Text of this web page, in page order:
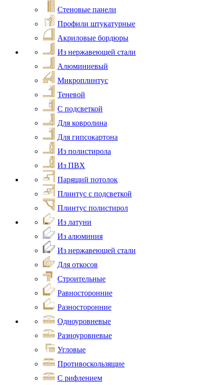
Стеновые панели
Профили штукатурные
Акриловые бордюры
Из нержавеющей стали
Алюминиевый
Микроплинтус
Теневой
С подсветкой
Для ковролина
Для гипсокартона
Из полистирола
Из ПВХ
Парящий потолок
Плинтус с подсветкой
Плинтус полистирол
Из латуни
Из алюминия
Из нержавеющей стали
Для откосов
Строительные
Равносторонние
Разносторонние
Одноуровневые
Разноуровневые
Угловые
Противоскользящие
С рифлением